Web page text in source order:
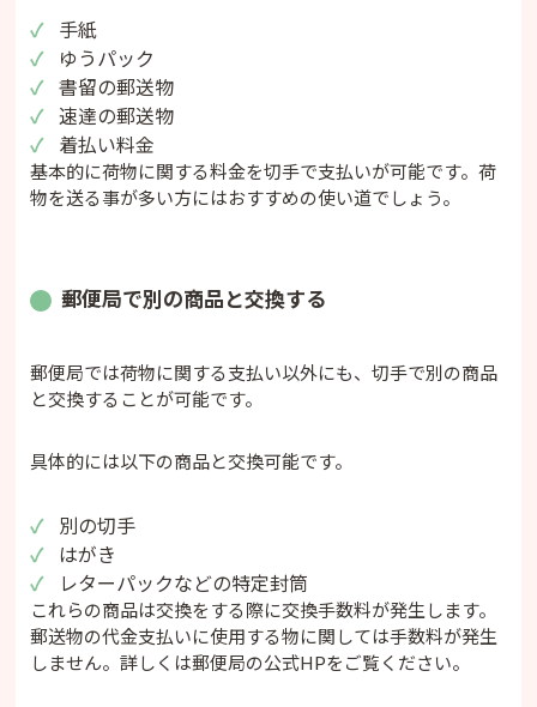
手紙
ゆうパック
書留の郵送物
速達の郵送物
着払い料金
基本的に荷物に関する料金を切手で支払いが可能です。荷
物を送る事が多い方にはおすすめの使い道でしょう。
郵便局で別の商品と交換する
郵便局では荷物に関する支払い以外にも、切手で別の商品
と交換することが可能です。
具体的には以下の商品と交換可能です。
別の切手
はがき
レターパックなどの特定封筒
これらの商品は交換をする際に交換手数料が発生します。
郵送物の代金支払いに使用する物に関しては手数料が発生
しません。詳しくは郵便局の公式HPをご覧ください。